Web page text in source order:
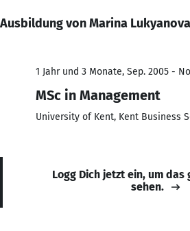
Ausbildung von Marina Lukyanova
1 Jahr und 3 Monate, Sep. 2005 -
MSc in Management
University of Kent, Kent Business
Logg Dich jetzt ein, um das
sehen.